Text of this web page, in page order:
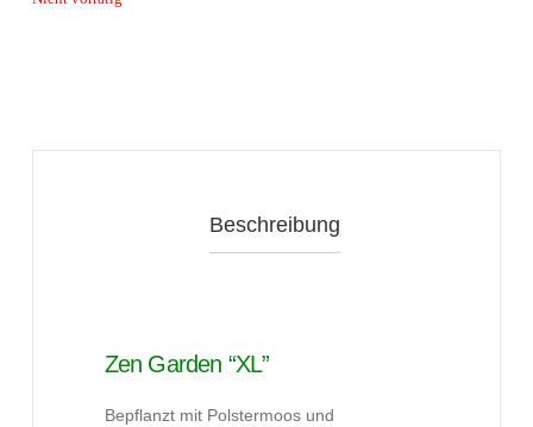
Beschreibung
Zen Garden “XL”
Bepflanzt mit Polstermoos und